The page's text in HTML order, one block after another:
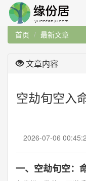
首页 最新文章
文章内容
空劫旬空入
2026-07-06
一、空劫旬空：